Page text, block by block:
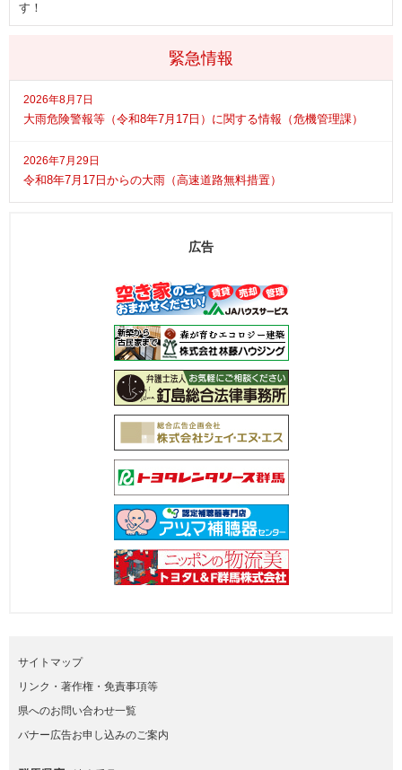
緊急情報
2026年8月7日
大雨危険警報等（令和8年7月17日）に関する情報（危機管理課）
2026年7月29日
令和8年7月17日からの大雨（高速道路無料措置）
す！
広告
サイトマップ
リンク・著作権・免責事項等
県へのお問い合わせ一覧
バナー広告お申し込みのご案内